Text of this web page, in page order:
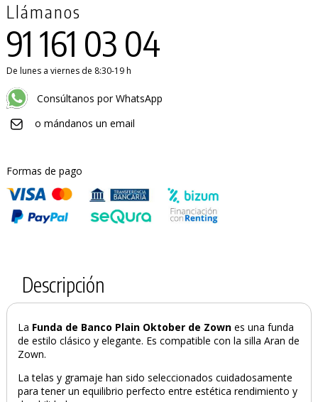
Llámanos
91 161 03 04
De lunes a viernes de 8:30-19 h
Consúltanos por WhatsApp
o mándanos un email
Formas de pago
Descripción
La Funda de Banco Plain Oktober de Zown es una funda
de estilo clásico y elegante. Es compatible con la silla Aran de
Zown.
La telas y gramaje han sido seleccionados cuidadosamente
para tener un equilibrio perfecto entre estética rendimiento y